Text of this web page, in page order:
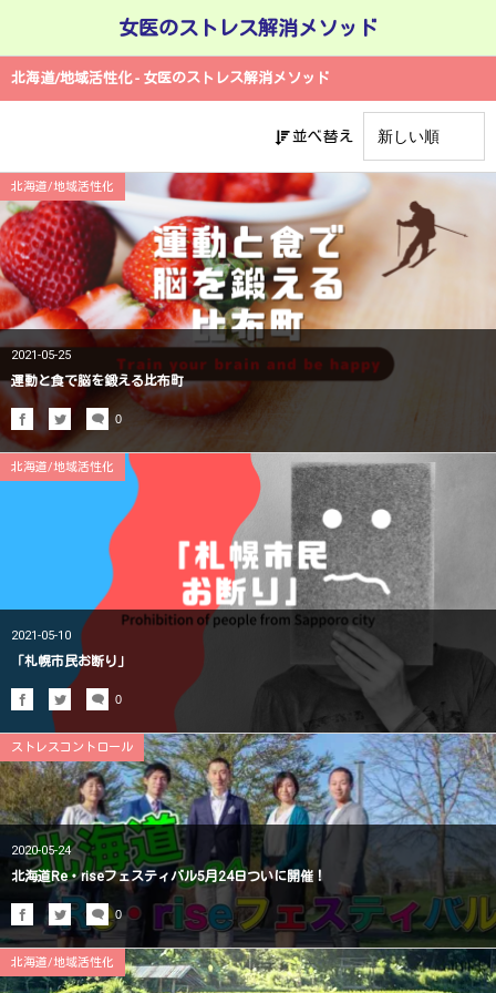
女医のストレス解消メソッド
北海道/地域活性化 - 女医のストレス解消メソッド
並べ替え
北海道/地域活性化
2021-05-25
運動と食で脳を鍛える比布町
0
北海道/地域活性化
2021-05-10
「札幌市民お断り」
0
ストレスコントロール
2020-05-24
北海道Re・riseフェスティバル5月24日ついに開催！
0
北海道/地域活性化